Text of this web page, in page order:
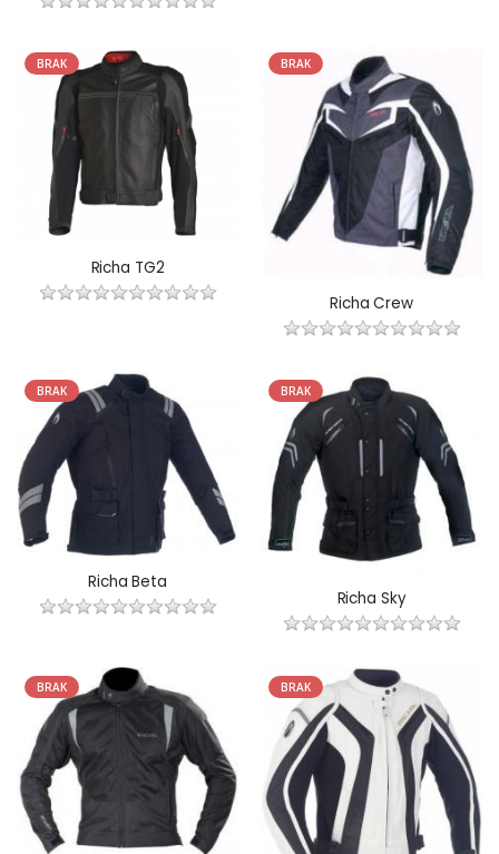
BRAK
Richa TG2
BRAK
Richa Crew
BRAK
Richa Beta
BRAK
Richa Sky
BRAK BRAK